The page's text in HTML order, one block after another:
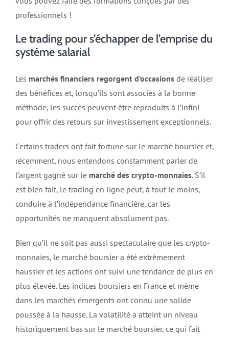
professionnels !
Le trading pour s’échapper de l’emprise du
système salarial
Les marchés financiers regorgent d’occasions de réaliser
des bénéfices et, lorsqu’ils sont associés à la bonne
méthode, les succès peuvent être reproduits à l’infini
pour offrir des retours sur investissement exceptionnels.
Certains traders ont fait fortune sur le marché boursier et,
récemment, nous entendons constamment parler de
l’argent gagné sur le marché des crypto-monnaies. S’il
est bien fait, le trading en ligne peut, à tout le moins,
conduire à l’indépendance financière, car les
opportunités ne manquent absolument pas.
Bien qu’il ne soit pas aussi spectaculaire que les crypto-
monnaies, le marché boursier a été extrêmement
haussier et les actions ont suivi une tendance de plus en
plus élevée. Les indices boursiers en France et même
dans les marchés émergents ont connu une solide
poussée à la hausse. La volatilité a atteint un niveau
historiquement bas sur le marché boursier, ce qui fait